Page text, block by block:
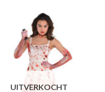
UITVERKOCHT